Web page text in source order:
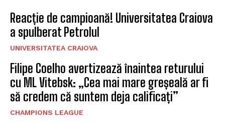
Reacție de campioană! Universitatea Craiova
a spulberat Petrolul
UNIVERSITATEA CRAIOVA
Filipe Coelho avertizează înaintea returului
cu ML Vitebsk: „Cea mai mare greșeală ar fi
să credem că suntem deja calificați”
CHAMPIONS LEAGUE